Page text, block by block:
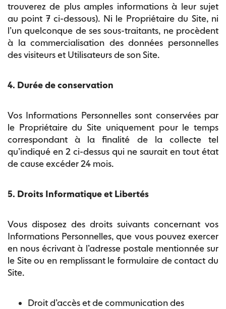
trouverez de plus amples informations à leur sujet
au point 7 ci-dessous). Ni le Propriétaire du Site, ni
l’un quelconque de ses sous-traitants, ne procèdent
à la commercialisation des données personnelles
des visiteurs et Utilisateurs de son Site.
4. Durée de conservation
Vos Informations Personnelles sont conservées par
le Propriétaire du Site uniquement pour le temps
correspondant à la finalité de la collecte tel
qu’indiqué en 2 ci-dessus qui ne saurait en tout état
de cause excéder 24 mois.
5. Droits Informatique et Libertés
Vous disposez des droits suivants concernant vos
Informations Personnelles, que vous pouvez exercer
en nous écrivant à l’adresse postale mentionnée sur
le Site ou en remplissant le formulaire de contact du
Site.
Droit d’accès et de communication des